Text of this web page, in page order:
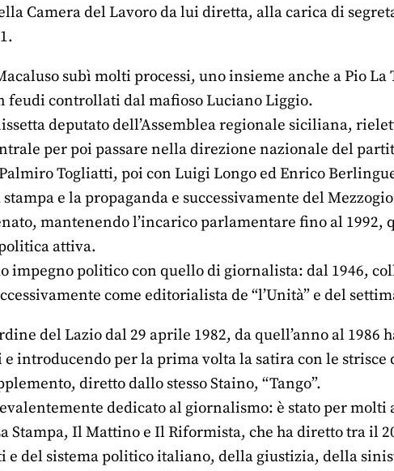
Camera del Lavoro da lui diretta, alla carica di
subì molti processi, uno insieme anche a Pio La
feudi controllati dal mafioso Luciano Liggio.
deputato dell’Assemblea regionale siciliana,
per poi passare nella direzione nazionale del
Togliatti, poi con Luigi Longo ed Enrico
e la propaganda e successivamente del
mantenendo l’incarico parlamentare fino al 1992,
attiva.
impegno politico con quello di giornalista: dal 1946,
come editorialista de “l’Unità” e del
del Lazio dal 29 aprile 1982, da quell’anno al 1986
introducendo per la prima volta la satira con le strisce
diretto dallo stesso Staino, “Tango”.
dedicato al giornalismo: è stato per
Il Mattino e Il Riformista, che ha diretto tra il
del sistema politico italiano, della giustizia, della